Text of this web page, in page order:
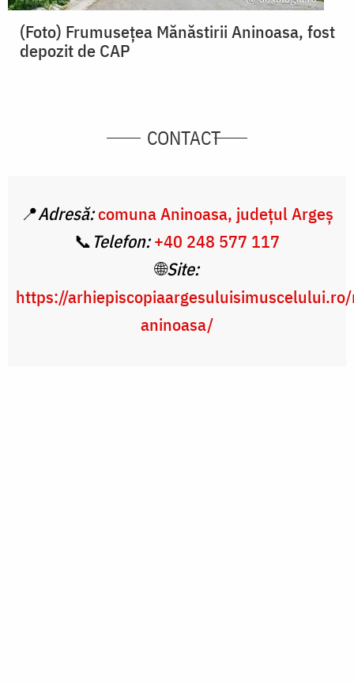
(Foto) Frumusețea Mănăstirii Aninoasa, fost
depozit de CAP
CONTACT
📍Adresă:comuna Aninoasa, județul Argeș
📞 Telefon: +40 248 577 117
🌐Site:
https://
aninoasa/